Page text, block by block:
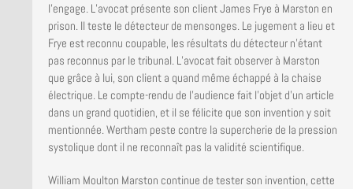
l’engage. L’avocat présente son client James Frye à Marston en
prison. Il teste le détecteur de mensonges. Le jugement a lieu et
Frye est reconnu coupable, les résultats du détecteur n’étant
pas reconnus par le tribunal. L’avocat fait observer à Marston
que grâce à lui, son client a quand même échappé à la chaise
électrique. Le compte-rendu de l’audience fait l’objet d’un article
dans un grand quotidien, et il se félicite que son invention y soit
mentionnée. Wertham peste contre la supercherie de la pression
systolique dont il ne reconnaît pas la validité scientifique.
William Moulton Marston continue de tester son invention, cette